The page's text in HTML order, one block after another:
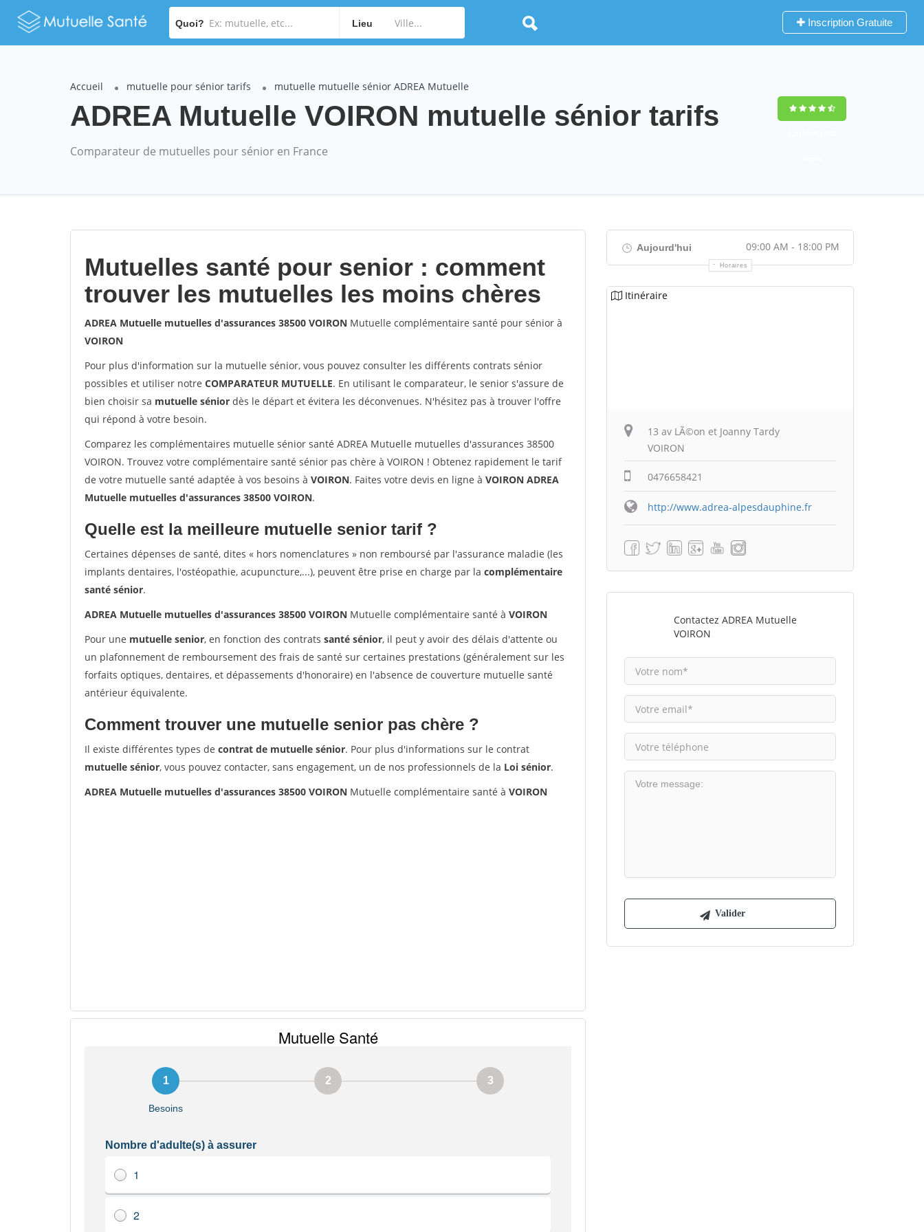
Quoi? Lieu Inscription Gratuite
Accueil mutuelle pour sénior tarifs mutuelle mutuelle sénior ADREA Mutuelle
ADREA Mutuelle VOIRON mutuelle sénior tarifs
Comparateur de mutuelles pour sénior en France
Mutuelles santé pour senior : comment
trouver les mutuelles les moins chères
ADREA Mutuelle mutuelles d'assurances 38500 VOIRON Mutuelle complémentaire santé pour sénior à
VOIRON
Pour plus d'information sur la mutuelle sénior, vous pouvez consulter les différents contrats sénior
possibles et utiliser notre COMPARATEUR MUTUELLE. En utilisant le comparateur, le senior s'assure de
bien choisir sa mutuelle sénior dès le départ et évitera les déconvenues. N'hésitez pas à trouver l'offre
qui répond à votre besoin.
Comparez les complémentaires mutuelle sénior santé ADREA Mutuelle mutuelles d'assurances 38500
VOIRON. Trouvez votre complémentaire santé sénior pas chère à VOIRON ! Obtenez rapidement le tarif
de votre mutuelle santé adaptée à vos besoins à VOIRON. Faites votre devis en ligne à VOIRON ADREA
Mutuelle mutuelles d'assurances 38500 VOIRON.
Quelle est la meilleure mutuelle senior tarif ?
Certaines dépenses de santé, dites « hors nomenclatures » non remboursé par l'assurance maladie (les
implants dentaires, l'ostéopathie, acupuncture,...), peuvent être prise en charge par la complémentaire
santé sénior.
ADREA Mutuelle mutuelles d'assurances 38500 VOIRON Mutuelle complémentaire santé à VOIRON
Pour une mutuelle senior, en fonction des contrats santé sénior, il peut y avoir des délais d'attente ou
un plafonnement de remboursement des frais de santé sur certaines prestations (généralement sur les
forfaits optiques, dentaires, et dépassements d'honoraire) en l'absence de couverture mutuelle santé
antérieur équivalente.
Comment trouver une mutuelle senior pas chère ?
Il existe différentes types de contrat de mutuelle sénior. Pour plus d'informations sur le contrat
mutuelle sénior, vous pouvez contacter, sans engagement, un de nos professionnels de la Loi sénior.
ADREA Mutuelle mutuelles d'assurances 38500 VOIRON Mutuelle complémentaire santé à VOIRON
Aujourd'hui 09:00 AM - 18:00 PM
Horaires
Itinéraire
13 av LÃ©on et Joanny Tardy
VOIRON
0476658421
http://www.adrea-alpesdauphine.fr
Contactez ADREA Mutuelle
VOIRON